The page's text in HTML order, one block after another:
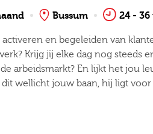
Bussum 24 -
en begeleiden van
Krijg jij elke dag nog steeds
arbeidsmarkt? En lijkt het jou
wellicht jouw baan, hij ligt
van de
je een job